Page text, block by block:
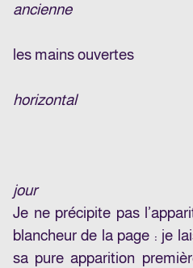
ancienne
les mains ouvertes
dans
horizontal
« il
« Mais
les heures
jour
Je ne précipite pas
blancheur de la page : je
sa pure apparition